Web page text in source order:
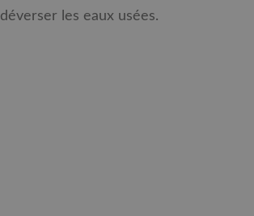
déverser les eaux usées.